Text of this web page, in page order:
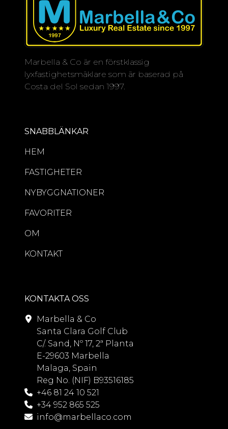
Marbella & Co är en förstklassig
lyxfastighetsmäklare som är baserad på
Costa del Sol sedan 1997.
SNABBLÄNKAR
HEM
FASTIGHETER
NYBYGGNATIONER
FAVORITER
OM
KONTAKT
KONTAKTA OSS
Marbella & Co
Santa Clara Golf Club
C/. Sand, Nº 17, 2ª Planta
E-29603 Marbella
Malaga, Spain
Reg No. (NIF) B93516185
+46 81 24 10 521
+34 952 865 525
info@marbellaco.com